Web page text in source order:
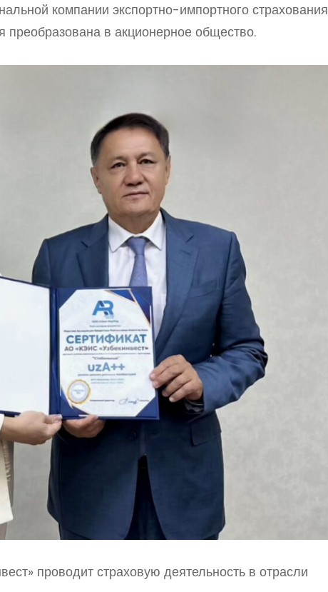
компании экспортно-импортного страхования
преобразована в акционерное общество.
проводит страховую деятельность в отрасли